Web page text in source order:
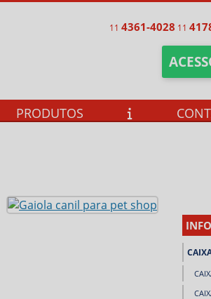
11 4361-4028 11
PRODUTOS